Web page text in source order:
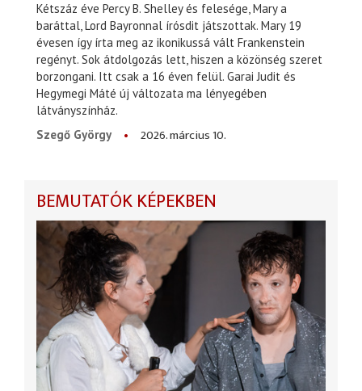
Kétszáz éve Percy B. Shelley és felesége, Mary a
baráttal, Lord Bayronnal írósdit játszottak. Mary 19
évesen így írta meg az ikonikussá vált Frankenstein
regényt. Sok átdolgozás lett, hiszen a közönség szeret
borzongani. Itt csak a 16 éven felül. Garai Judit és
Hegymegi Máté új változata ma lényegében
látványszínház.
Szegő György
2026. március 10.
BEMUTATÓK KÉPEKBEN